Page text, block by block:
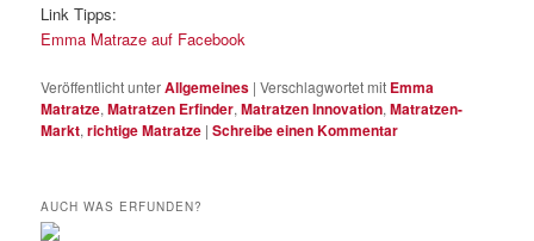
Link Tipps:
Emma Matraze auf Facebook
Veröffentlicht unterAllgemeines |Verschlagwortet mit Emma
Matratze,Matratzen Erfinder,Matratzen Innovation,Matratzen-
Markt,richtige Matratze |Schreibe einen Kommentar
AUCH WAS ERFUNDEN?